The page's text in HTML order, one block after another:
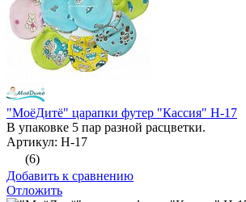
"МоёДитё" царапки футер "Кассия" Н-17
В упаковке 5 пар разной расцветки.
Артикул: Н-17
(6)
Добавить к сравнению
Отложить